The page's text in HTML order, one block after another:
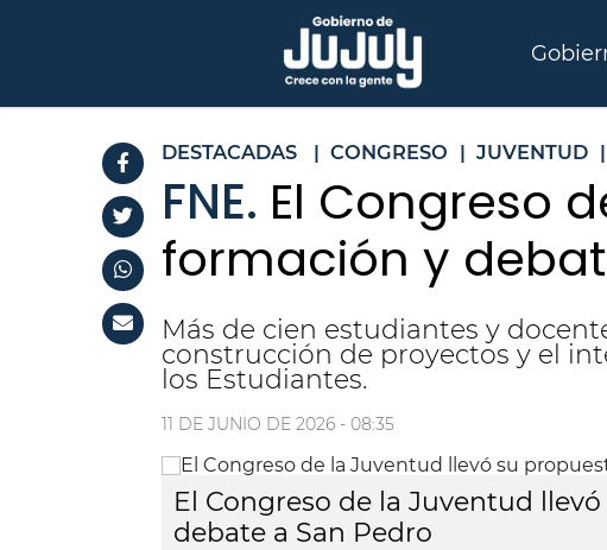
DESTACADAS | CONGRESO | JUVENTUD |
FNE. El Congreso
formación y
Más de cien estudiantes y
construcción de proyectos y el
los Estudiantes.
11 DE JUNIO DE 2026 - 08:35
El Congreso de la Juventud
debate a San Pedro